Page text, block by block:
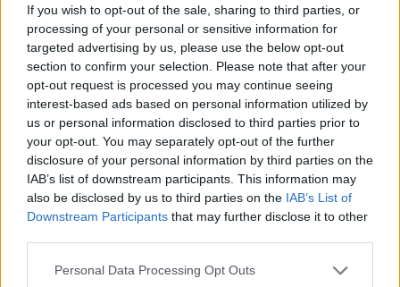
If you wish to opt-out of the sale, sharing to third parties, or
processing of your personal or sensitive information for
targeted advertising by us, please use the below opt-out
section to confirm your selection. Please note that after your
opt-out request is processed you may continue seeing
interest-based ads based on personal information utilized by
us or personal information disclosed to third parties prior to
your opt-out. You may separately opt-out of the further
disclosure of your personal information by third parties on the
IAB’s list of downstream participants. This information may
also be disclosed by us to third parties on the IAB’s List of
Downstream Participants that may further disclose it to other
Personal Data Processing Opt Outs
Aukció dátuma: 2023.05.14
Aukció ideje: 18:00
Aukció helye:https://aukcio.net
Tételszám: 69
Eladó adatai
Eladó:Aukcio.net - Mike
Portobello Aukciósház
Cím: Vízkeleti Lívia
Budapest